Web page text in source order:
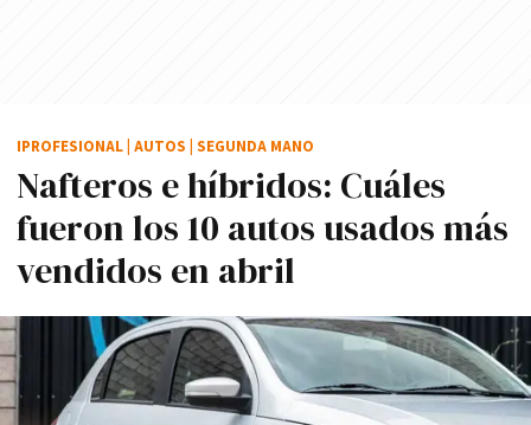
Nafteros e híbridos: Cuáles
fueron los 10 autos usados más
vendidos en abril
IPROFESIONAL AUTOS SEGUNDA MANO